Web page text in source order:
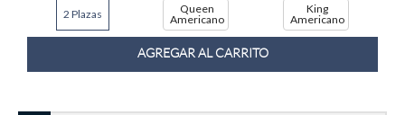
2 Plazas
Queen
Americano
King
Americano
AGREGAR AL CARRITO